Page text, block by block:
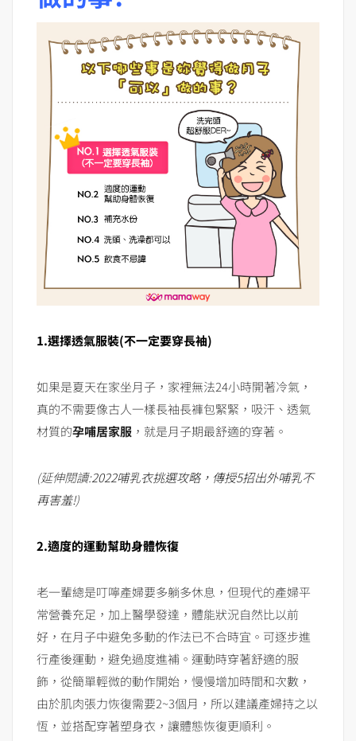
1.選擇透氣服裝(不一定要穿長袖)
如果是夏天在家坐月子，家裡無法24小時開著冷氣，
真的不需要像古人一樣長袖長褲包緊緊，吸汗、透氣
材質的孕哺居家服 ，就是月子期最舒適的穿著。
(延伸閱讀:2022哺乳衣挑選攻略，傳授5招出外哺乳不
再害羞!)
2.適度的運動幫助身體恢復
老一輩總是叮嚀產婦要多躺多休息，但現代的產婦平
常營養充足，加上醫學發達，體能狀況自然比以前
好，在月子中避免多動的作法已不合時宜。可逐步進
行產後運動，避免過度進補。運動時穿著舒適的服
飾，從簡單輕微的動作開始，慢慢增加時間和次數，
由於肌肉張力恢復需要2~3個月，所以建議產婦持之以
恆，並搭配穿著塑身衣，讓體態恢復更順利。